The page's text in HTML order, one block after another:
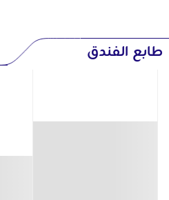
طابع الفندق